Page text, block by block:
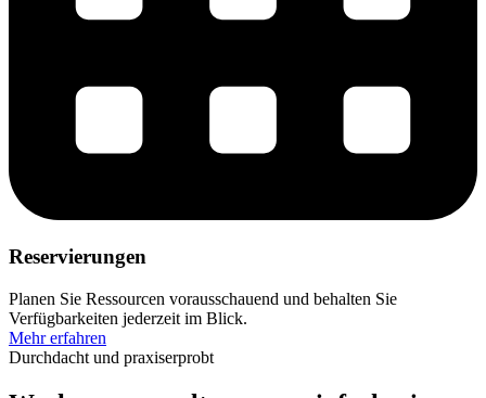
Reservierungen
Planen Sie Ressourcen vorausschauend und behalten Sie
Verfügbarkeiten jederzeit im Blick.
Mehr erfahren
Durchdacht und praxiserprobt